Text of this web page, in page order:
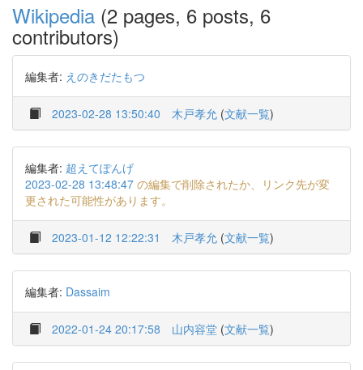
Wikipedia (2 pages, 6 posts, 6
contributors)
編集者: えのきだたもつ
2023-02-28 13:50:40 木戸孝允 (文献一覧)
編集者: 超えてぽんげ
2023-02-28 13:48:47 の編集で削除されたか、リンク先が変
更された可能性があります。
2023-01-12 12:22:31 木戸孝允 (文献一覧)
編集者: Dassaim
2022-01-24 20:17:58 山内容堂 (文献一覧)